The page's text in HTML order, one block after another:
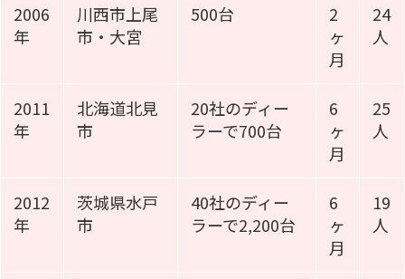
2006
年
川西市上尾
市・大宮
500台
2
ヶ
月
24
人
2011
年
北海道北見
市
20社のディー
ラーで700台
6
ヶ
月
25
人
2012
年
茨城県水戸
市
40社のディー
ラーで2,200台
6
ヶ
月
19
人